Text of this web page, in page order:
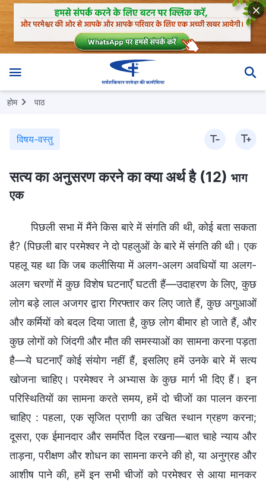
होम पाठ
विषय-वस्तु
सत्य का अनुसरण करने का क्या अर्थ है (12) भाग
एक
पिछली सभा में मैंने किस बारे में संगति की थी, कोई बता सकता
है? (पिछली बार परमेश्वर ने दो पहलुओं के बारे में संगति की थी। एक
पहलू यह था कि जब कलीसिया में अलग-अलग अवधियों या अलग-
अलग चरणों में कुछ विशेष घटनाएँ घटती हैं—उदाहरण के लिए, कुछ
लोग बड़े लाल अजगर द्वारा गिरफ्तार कर लिए जाते हैं, कुछ अगुआओं
और कर्मियों को बदल दिया जाता है, कुछ लोग बीमार हो जाते हैं, और
कुछ लोगों को जिंदगी और मौत की समस्याओं का सामना करना पड़ता
है—ये घटनाएँ कोई संयोग नहीं हैं, इसलिए हमें उनके बारे में सत्य
खोजना चाहिए। परमेश्वर ने अभ्यास के कुछ मार्ग भी दिए हैं। इन
परिस्थितियों का सामना करते समय, हमें दो चीजों का पालन करना
चाहिए : पहला, एक सृजित प्राणी का उचित स्थान ग्रहण करना;
दूसरा, एक ईमानदार और समर्पित दिल रखना—बात चाहे न्याय और
ताड़ना, परीक्षण और शोधन का सामना करने की हो, या अनुग्रह और
आशीष पाने की, हमें इन सभी चीजों को परमेश्वर से आया मानकर